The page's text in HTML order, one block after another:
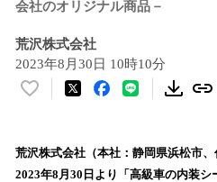
会社のオリジナル商品－
荒沢株式会社
2023年8月30日 10時10分
い
！
数
荒沢株式会社（本社：静岡県浜松市、
2023年8月30日より「高級車の内装